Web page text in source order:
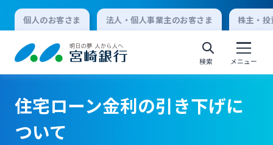
個人のお客さま 法人・個人事業主のお客さま 株主・
検索 メニュー
個人向けインターネットバンキング
住宅ローン金利の引き下げに
ついて